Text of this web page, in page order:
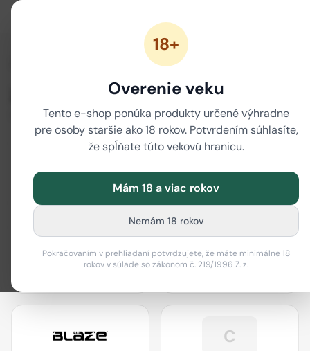
18+
Overenie veku
Tento e-shop ponúka produkty určené výhradne
pre osoby staršie ako 18 rokov. Potvrdením súhlasíte,
že spĺňate túto vekovú hranicu.
Mám 18 a viac rokov
Nemám 18 rokov
Pokračovaním v prehliadaní potvrdzujete, že máte minimálne 18
rokov v súlade so zákonom č. 219/1996 Z. z.
80 značiek
Best Buds
C